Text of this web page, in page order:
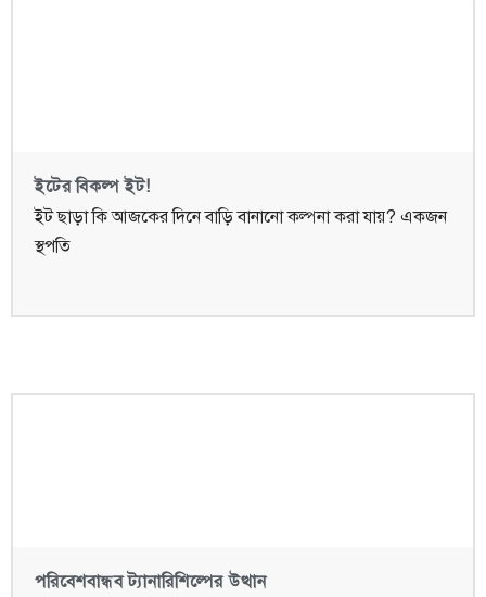
ইটের বিকল্প ইট!
ইট ছাড়া কি আজকের দিনে বাড়ি বানানো কল্পনা করা যায়? একজন
স্থপতি
পরিবেশবান্ধব ট্যানারিশিল্পের উত্থান